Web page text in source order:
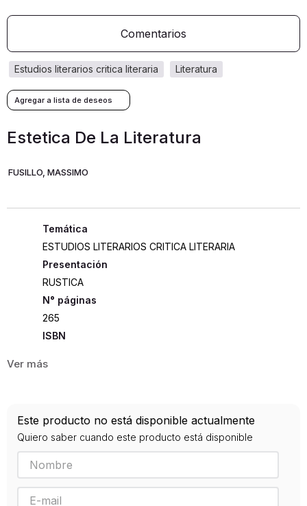
Comentarios
literatura
estudios literarios critica literaria
Estetica De La Literatura
FUSILLO, MASSIMO
ESTUDIOS LITERARIOS CRITICA LITERARIA
Presentación
RUSTICA
265
ISBN
Editorial
2012
Traductor
Campillo, Francisco
Este producto no está disponible actualmente
Quiero saber cuando este producto está disponible